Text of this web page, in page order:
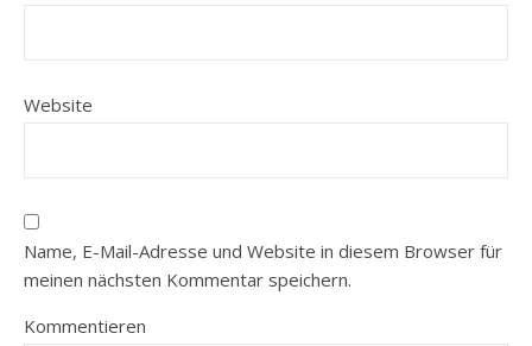
Website
Name, E-Mail-Adresse und Website in diesem Browser für
meinen nächsten Kommentar speichern.
Kommentieren